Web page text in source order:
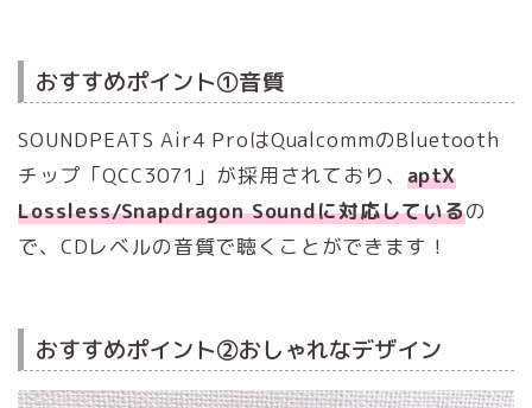
おすすめポイント①音質
SOUNDPEATS Air4 ProはQualcommのBluetooth
チップ「QCC3071」が採用されており、 aptX
Lossless/Snapdragon Soundに対応しているの
で、CDレベルの音質で聴くことができます！
おすすめポイント②おしゃれなデザイン